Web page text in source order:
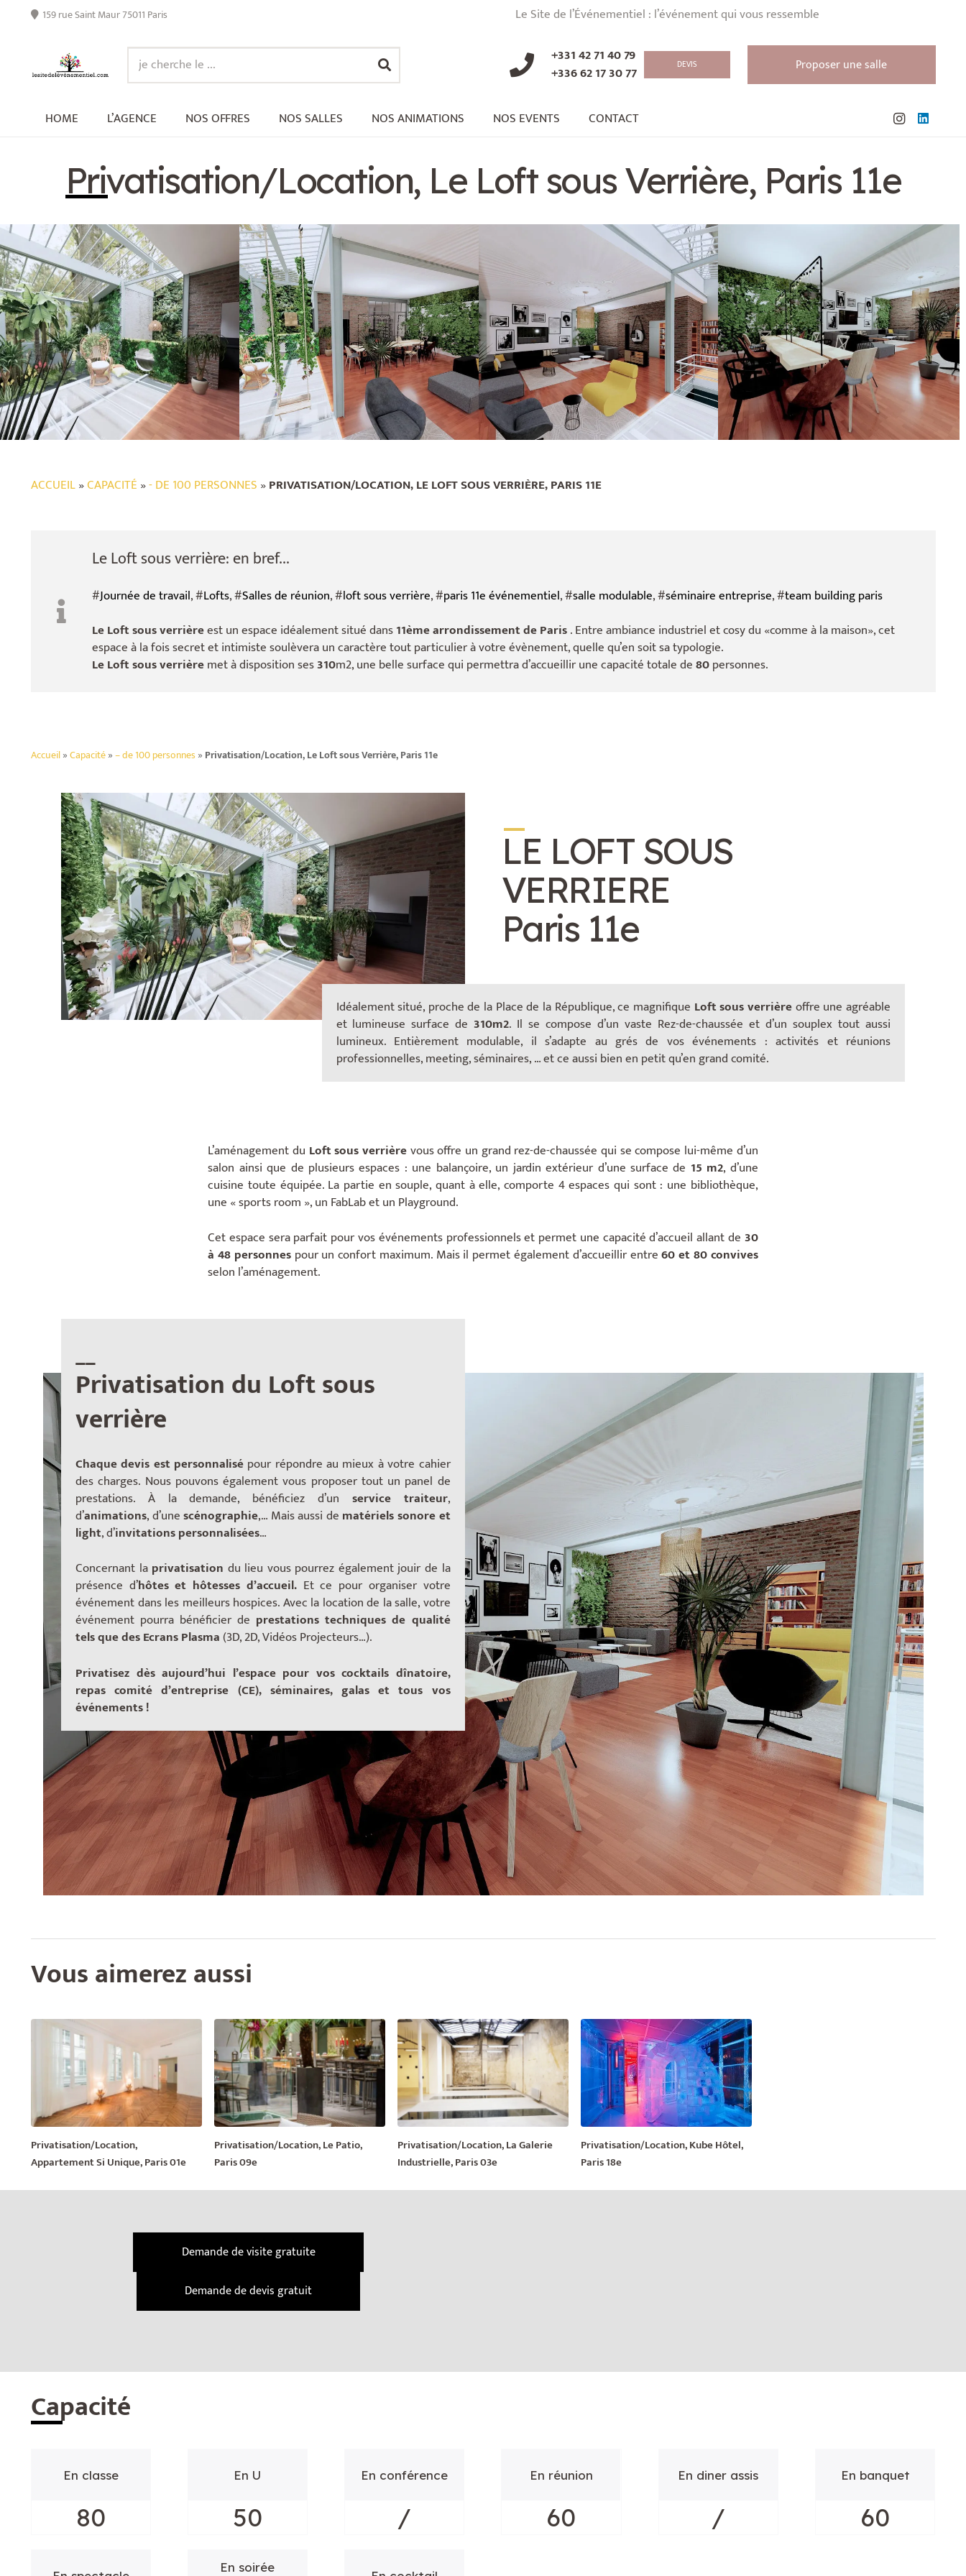
159 rue Saint Maur 75011 Paris Le Site de l’Événementiel : l’événement qui vous ressemble
+331 42 71 40 79
+336 62 17 30 77
DEVIS Proposer une salle
HOME L’AGENCE NOS OFFRES NOS SALLES NOS ANIMATIONS NOS EVENTS CONTACT
Privatisation/Location, Le Loft sous Verrière, Paris 11e
ACCUEIL»CAPACITÉ »- DE 100 PERSONNES »PRIVATISATION/LOCATION, LE LOFT SOUS VERRIÈRE, PARIS 11E
Le Loft sous verrière: en bref...
#Journée de travail, #Lofts, #Salles de réunion, #loft sous verrière, #paris 11e événementiel, #salle modulable, #séminaire entreprise, #team building paris
Le Loft sous verrièreest un espace idéalement situé dans11ème arrondissement de Paris. Entre ambiance industriel et cosy du «comme à la maison», cet
espace à la fois secret et intimiste soulèvera un caractère tout particulier à votre évènement, quelle qu’en soit sa typologie.
Le Loft sous verrièremet à disposition ses310m2, une belle surface qui permettra d’accueillir une capacité totale de80personnes.
Accueil»Capacité»– de 100 personnes » Privatisation/Location, Le Loft sous Verrière, Paris 11e
LE LOFT SOUS
VERRIERE
Paris 11e
Idéalement situé, proche de la Place de la République, ce magnifique Loft sous verrièreoffre une agréable
et lumineuse surface de310m2. Il se compose d’un vaste Rez-de-chaussée et d’un souplex tout aussi
lumineux. Entièrement modulable, il s’adapte au grés de vos événements : activités et réunions
professionnelles, meeting, séminaires, … et ce aussi bien en petit qu’en grand comité.
L’aménagement du Loft sous verrièrevous offre un grand rez-de-chaussée qui se compose lui-même d’un
salon ainsi que de plusieurs espaces : une balançoire, un jardin extérieur d’une surface de 15 m2, d’une
cuisine toute équipée. La partie en souple, quant à elle, comporte 4 espaces qui sont : une bibliothèque,
une « sports room », un FabLab et un Playground.
Cet espace sera parfait pour vos événements professionnels et permet une capacité d’accueil allant de 30
à 48 personnespour un confort maximum. Mais il permet également d’accueillir entre60 et 80 convives
selon l’aménagement.
__
Privatisation du Loft sous
verrière
Chaque devis est personnalisé pour répondre au mieux à votre cahier
des charges. Nous pouvons également vous proposer tout un panel de
prestations. À la demande, bénéficiez d’un service traiteur,
d’animations, d’unescénographie,… Mais aussi de matériels sonore et
light, d’invitations personnalisées…
Concernant la privatisation du lieu vous pourrez également jouir de la
présence d’hôtes et hôtesses d’accueil. Et ce pour organiser votre
événement dans les meilleurs hospices. Avec la location de la salle, votre
événement pourra bénéficier de prestations techniques de qualité
tels que des Ecrans Plasma (3D, 2D, Vidéos Projecteurs…).
Privatisez dès aujourd’hui l’espace pour vos cocktails dînatoire,
repas comité d’entreprise (CE), séminaires, galas et tous vos
événements !
Vous aimerez aussi
Privatisation/Location,
Appartement Si Unique, Paris 01e
Privatisation/Location, Le Patio,
Paris 09e
Privatisation/Location, La Galerie
Industrielle, Paris 03e
Privatisation/Location, Kube Hôtel,
Paris 18e
Demande de visite gratuite
Demande de devis gratuit
Capacité
En classe
80
En U
50
En conférence
/
En réunion
60
En diner assis
/
En banquet
60
En soirée